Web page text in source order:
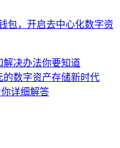
包，开启去中心化数字资
解决办法你要知道
的数字资产存储新时代
你详细解答